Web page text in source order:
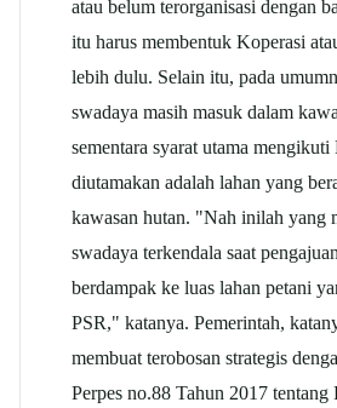
atau belum terorganisasi dengan
itu harus membentuk Koperasi
lebih dulu. Selain itu, pada
swadaya masih masuk dalam
sementara syarat utama mengikuti
diutamakan adalah lahan yang
kawasan hutan. "Nah inilah yang
swadaya terkendala saat
berdampak ke luas lahan petani
PSR," katanya. Pemerintah,
membuat terobosan strategis
Perpes no.88 Tahun 2017 tentang